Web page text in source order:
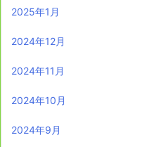
2025年1月
2024年12月
2024年11月
2024年10月
2024年9月